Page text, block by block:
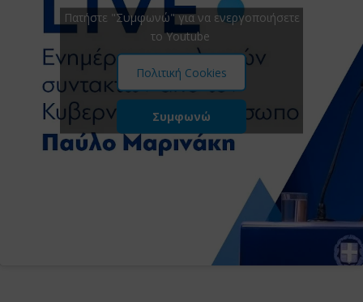
Πατήστε "Συμφωνώ" για να ενεργοποιήσετε
το Youtube
Πολιτική Cookies
Συμφωνώ